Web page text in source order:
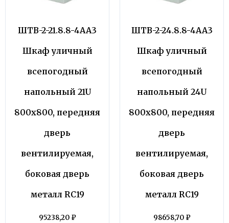
ШТВ-2-21.8.8-4АА3
Шкаф уличный
всепогодный
напольный 21U
800х800, передняя
дверь
вентилируемая,
боковая дверь
металл RC19
95238,20 ₽
ШТВ-2-24.8.8-4АА3
Шкаф уличный
всепогодный
напольный 24U
800х800, передняя
дверь
вентилируемая,
боковая дверь
металл RC19
98658,70 ₽